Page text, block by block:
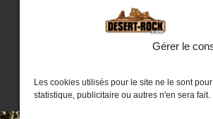
Gérer le
Les cookies utilisés pour le site ne le sont
statistique, publicitaire ou autres n'en sera fait.
Nous